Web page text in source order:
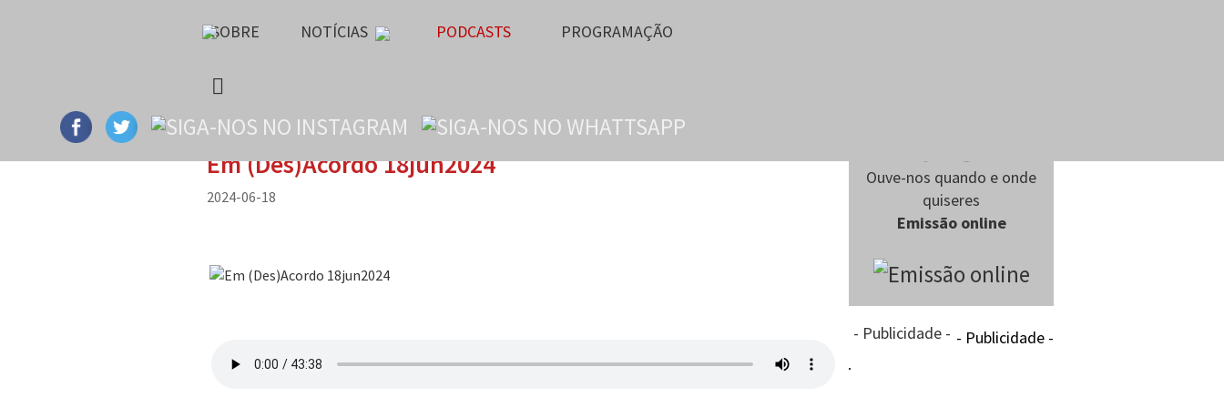
SOBRE NOTÍCIAS PODCASTS PROGRAMAÇÃO
Em (Des)Acordo 18jun2024
2024-06-18
Ouve-nos quando e onde
quiseres
Emissão online
- Publicidade - - Publicidade -